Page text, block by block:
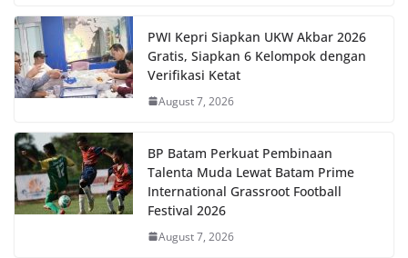
PWI Kepri Siapkan UKW Akbar 2026
Gratis, Siapkan 6 Kelompok dengan
Verifikasi Ketat
August 7, 2026
BP Batam Perkuat Pembinaan
Talenta Muda Lewat Batam Prime
International Grassroot Football
Festival 2026
August 7, 2026